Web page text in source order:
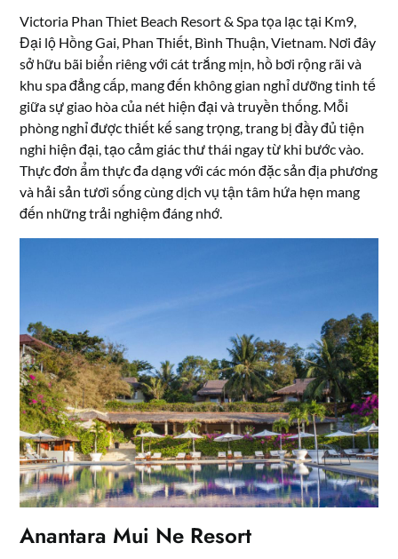
Victoria Phan Thiet Beach Resort & Spa tọa lạc tại Km9,
Đại lộ Hồng Gai, Phan Thiết, Bình Thuận, Vietnam. Nơi đây
sở hữu bãi biển riêng với cát trắng mịn, hồ bơi rộng rãi và
khu spa đẳng cấp, mang đến không gian nghỉ dưỡng tinh tế
giữa sự giao hòa của nét hiện đại và truyền thống. Mỗi
phòng nghỉ được thiết kế sang trọng, trang bị đầy đủ tiện
nghi hiện đại, tạo cảm giác thư thái ngay từ khi bước vào.
Thực đơn ẩm thực đa dạng với các món đặc sản địa phương
và hải sản tươi sống cùng dịch vụ tận tâm hứa hẹn mang
đến những trải nghiệm đáng nhớ.
Anantara Mui Ne Resort